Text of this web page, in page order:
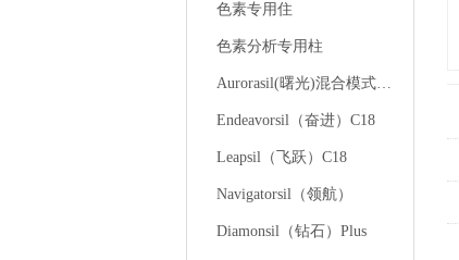
色素专用住
色素分析专用柱
Aurorasil(曙光)混合模式液相色谱柱
Endeavorsil（奋进）C18
Leapsil（飞跃）C18
Navigatorsil（领航）
Diamonsil（钻石）Plus